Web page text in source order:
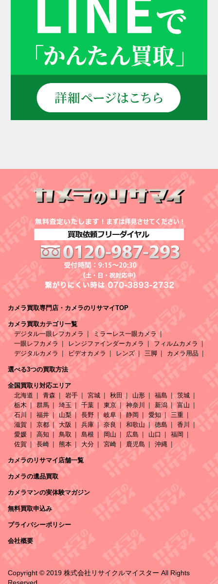
カメラ買取専門店・カメラのリサマイTOP
カメラ買取カテゴリ一覧
デジタル一眼レフカメラ
ミラーレス一眼カメラ
一眼レフカメラ
レンジファインダーカメラ
フィルムカメラ
デジタルカメラ
ビデオカメラ レンズ 三脚 カメラ用品
選べる3つの買取方法
全国買取り対応エリア
北海道
青森 岩手 宮城 秋田 山形 福島
茨城
栃木
群馬 埼玉 千葉 東京 神奈川 新潟
富山
石川
福井 山梨 長野 岐阜 静岡 愛知
三重
滋賀
京都 大阪 兵庫 奈良 和歌山 徳島
香川
愛媛
高知 鳥取 島根 岡山 広島 山口
福岡
佐賀
長崎 熊本 大分 宮崎 鹿児島 沖縄
カメラのリサマイ店舗一覧
カメラの遺品買取
カメラマンの実体験マガジン
無料買取申込み
プライバシーポリシー
会社概要
Copyright © 2019 株式会社リサイクルマイスター All Rights